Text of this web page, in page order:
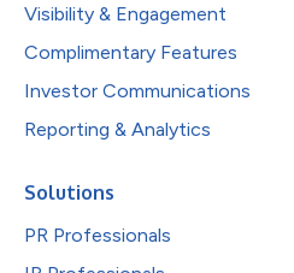
Visibility & Engagement
Complimentary Features
Investor Communications
Reporting & Analytics
Solutions
PR Professionals